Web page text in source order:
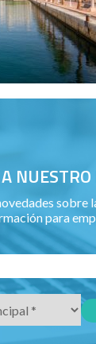
sobre
para